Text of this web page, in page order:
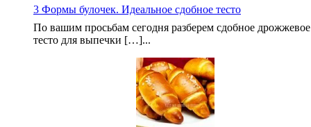
3 Формы булочек. Идеальное сдобное тесто
По вашим просьбам сегодня разберем сдобное дрожжевое
тесто для выпечки […]...